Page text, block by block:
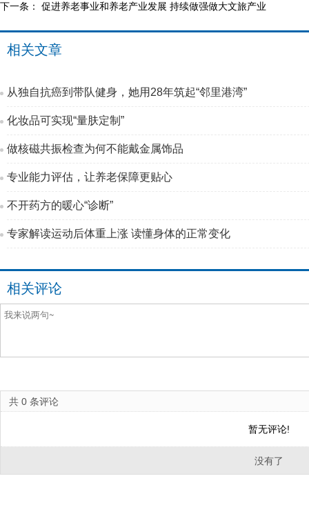
下一条： 促进养老事业和养老产业发展 持续做强做大文旅产业
相关文章
从独自抗癌到带队健身，她用28年筑起“邻里港湾”
化妆品可实现“量肤定制”
做核磁共振检查为何不能戴金属饰品
专业能力评估，让养老保障更贴心
不开药方的暖心“诊断”
专家解读运动后体重上涨 读懂身体的正常变化
相关评论
共 0 条评论
暂无评论!
没有了